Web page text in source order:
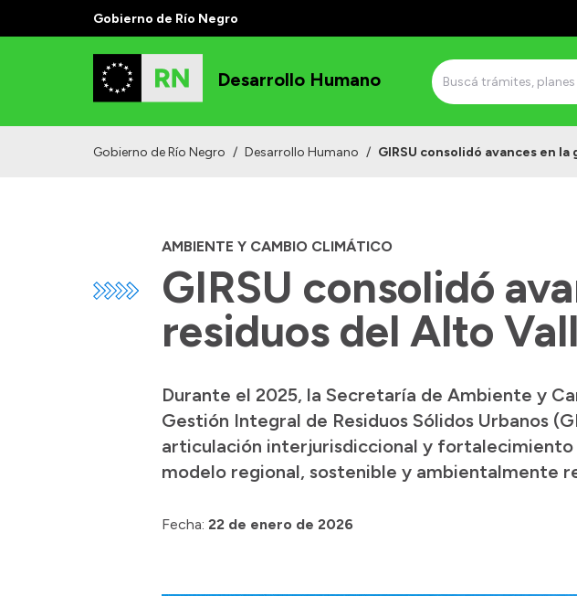
Gobierno de Río Negro
Desarrollo Humano
Gobierno de Río Negro / Desarrollo Humano / GIRSU consolidó avances en
AMBIENTE Y CAMBIO CLIMÁTICO
GIRSU consolidó
residuos del Alto
Durante el 2025, la Secretaría de Ambiente y
Gestión Integral de Residuos Sólidos Urbanos
articulación interjurisdiccional y fortalecimiento
modelo regional, sostenible y ambientalmente
Fecha: 22 de enero de 2026